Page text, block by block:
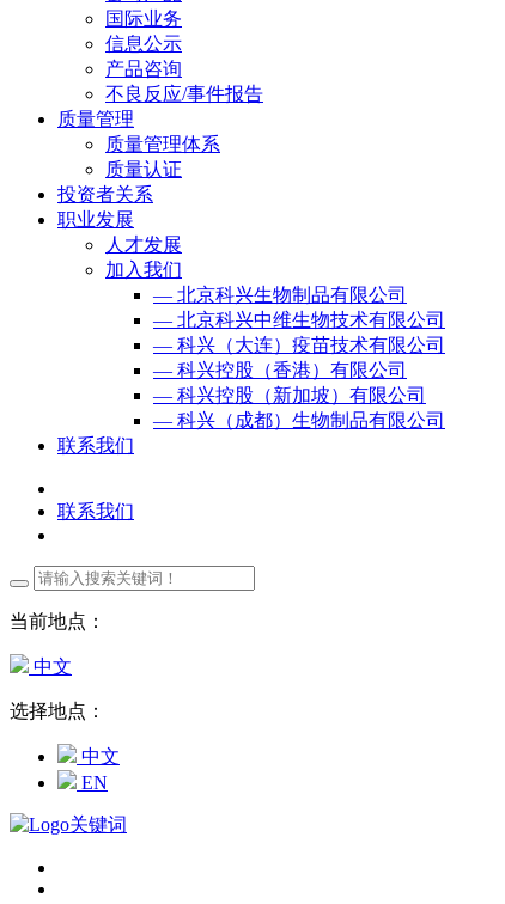
国际业务
信息公示
产品咨询
不良反应/事件报告
质量管理
质量管理体系
质量认证
投资者关系
职业发展
人才发展
加入我们
— 北京科兴生物制品有限公司
— 北京科兴中维生物技术有限公司
— 科兴（大连）疫苗技术有限公司
— 科兴控股（香港）有限公司
— 科兴控股（新加坡）有限公司
— 科兴（成都）生物制品有限公司
联系我们
联系我们
当前地点：
中文
选择地点：
中文
EN